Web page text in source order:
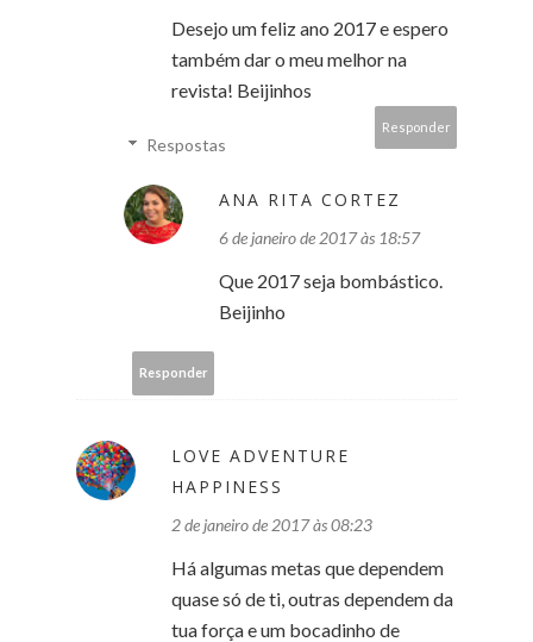
Desejo um feliz ano 2017 e espero
também dar o meu melhor na
revista! Beijinhos
Responder
Respostas
ANA RITA CORTEZ
6 de janeiro de 2017 às 18:57
Que 2017 seja bombástico.
Beijinho
Responder
LOVE ADVENTURE
HAPPINESS
2 de janeiro de 2017 às 08:23
Há algumas metas que dependem
quase só de ti, outras dependem da
tua força e um bocadinho de